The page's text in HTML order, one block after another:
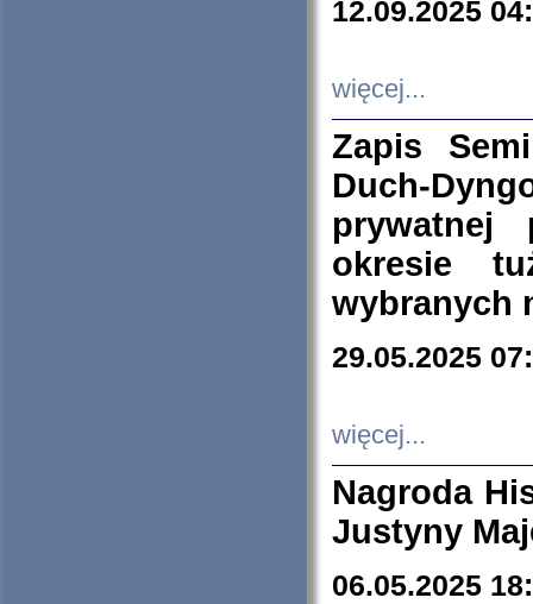
12.09.2025
więcej...
Zapis
Duch-
prywatnej
okresie
wybranych
29.05.2025
więcej...
Nagroda
Justyny
06.05.2025